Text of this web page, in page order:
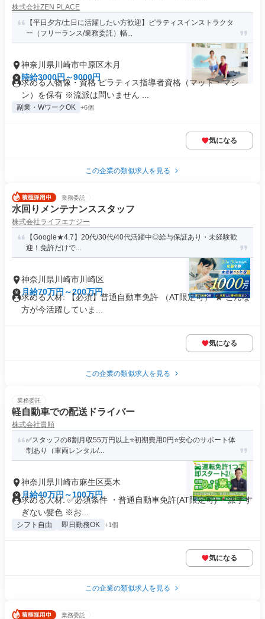
株式会社ZEN PLACE
【平日夕方/土日に活躍したい方歓迎】ピラティスインストラクタ
ー（フリーランス/業務委託）幅...
神奈川県川崎市中原区木月
時給3000円～9000円
求める人物像・資格 ピラティス指導者資格（マット・マシ
ン）を保有 ※流派は問いません ...
副業・WワークOK +6個
気になる
この企業の類似求人を見る
業務委託
水回りメンテナンススタッフ
株式会社ライフエナジー
【Google★4.7】20代/30代/40代活躍中◎給与保証あり・未経験歓
迎！免許だけで...
神奈川県川崎市川崎区
月給70万円～200万円
求める人材: 【必須】普通自動車免許 （AT限定可） ★ こんな
方が今活躍していま...
気になる
この企業の類似求人を見る
業務委託
軽自動車での配送ドライバー
株式会社貴順
✅スタッフの8割月収55万円以上⭐️初期費用0円⭐️安心のサポート体
制あり（車両レンタル/...
神奈川県川崎市麻生区栗木
月給40万円～100万円
求める人材: ✅️必須条件 ・普通自動車免許(AT限定可) ・派手す
ぎない髪色 ※お...
シフト自由 即日勤務OK +1個
気になる
この企業の類似求人を見る
業務委託